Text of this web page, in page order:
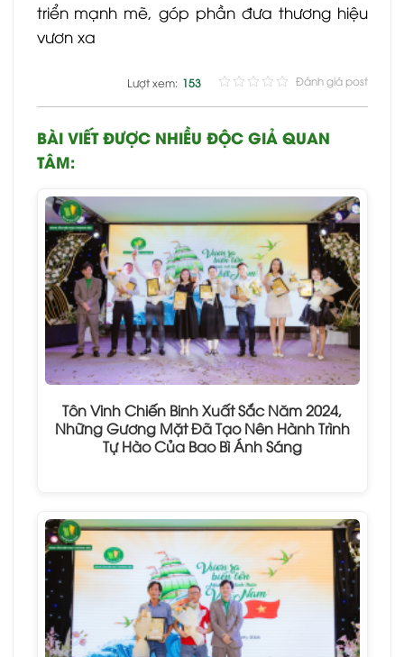
triển mạnh mẽ, góp phần đưa thương hiệu
vươn xa
Đánh giá post
Lượt xem: 153
BÀI VIẾT ĐƯỢC NHIỀU ĐỘC GIẢ QUAN
TÂM:
Tôn Vinh Chiến Binh Xuất Sắc Năm 2024,
Những Gương Mặt Đã Tạo Nên Hành Trình
Tự Hào Của Bao Bì Ánh Sáng